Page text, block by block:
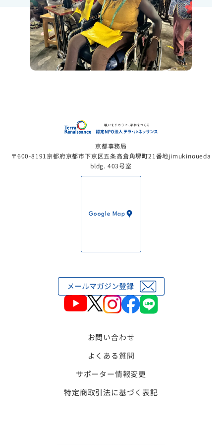
京都事務局
〒600-8191京都府京都市下京区五条高倉角堺町21番地jimukinoueda
bldg. 403号室
Google Map
お問い合わせ
よくある質問
サポーター情報変更
特定商取引法に基づく表記